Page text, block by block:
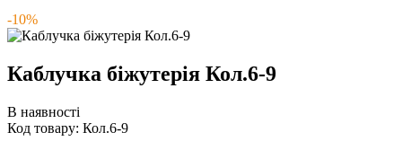
-10%
Каблучка біжутерія Кол.6-9
В наявності
Код товару: Кол.6-9